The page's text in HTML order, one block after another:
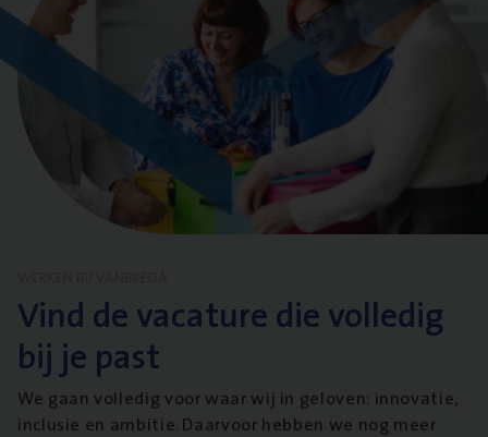
Vind de vacature die volledig
bij je past
We gaan volledig voor waar wij in geloven: innovatie,
inclusie en ambitie. Daarvoor hebben we nog meer